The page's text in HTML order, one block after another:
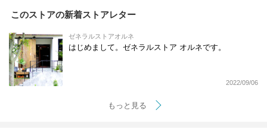
このストアの新着ストアレター
ゼネラルストアオルネ
はじめまして。ゼネラルストア オルネです。
2022/09/06
もっと見る